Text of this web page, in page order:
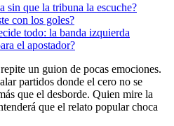
sin que la tribuna la escuche?
con los goles?
todo: la banda izquierda
el apostador?
un guion de pocas emociones.
partidos donde el cero no se
que el desborde. Quien mire la
que el relato popular choca